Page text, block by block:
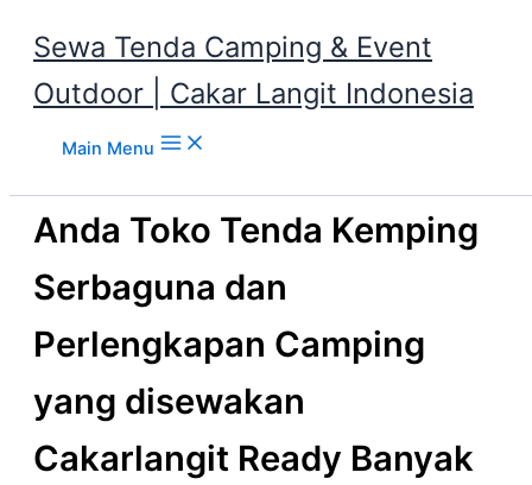
Sewa Tenda Camping & Event
Outdoor | Cakar Langit Indonesia
Main Menu
Anda Toko Tenda Kemping
Serbaguna dan
Perlengkapan Camping
yang disewakan
Cakarlangit Ready Banyak